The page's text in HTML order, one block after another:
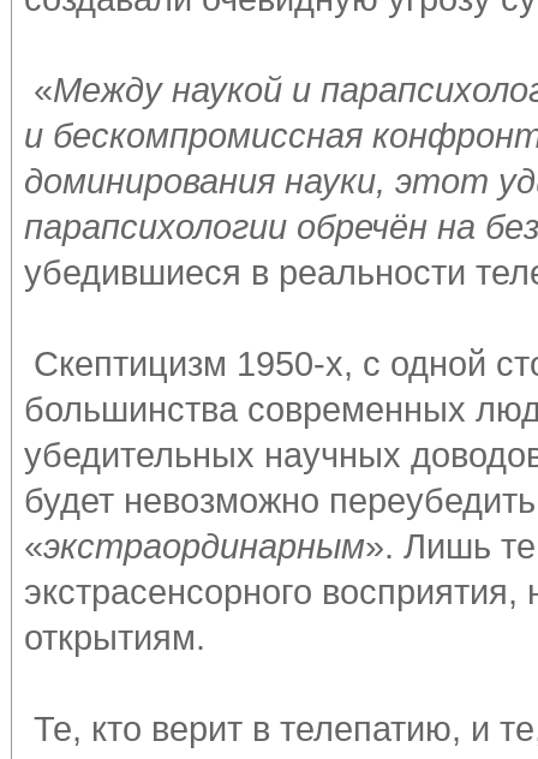
«Между наукой и
и бескомпромиссная
доминирования науки, этот
парапсихологии обречён на
убедившиеся в реальности
Скептицизм 1950-х, с одной
большинства современных
убедительных научных
будет невозможно
«экстраординарным». Лишь
экстрасенсорного
открытиям.
Те, кто верит в телепатию, и